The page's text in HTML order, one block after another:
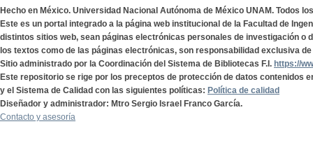
Hecho en México. Universidad Nacional Autónoma de México UNAM. Todos
Este es un portal integrado a la página web institucional de la Facultad de
distintos sitios web, sean páginas electrónicas personales de investigación o
los textos como de las páginas electrónicas, son responsabilidad exclusiva
Sitio administrado por la Coordinación del Sistema de Bibliotecas F.I. https://
Este repositorio se rige por los preceptos de protección de datos contenidos
y el Sistema de Calidad con las siguientes políticas: Política de calidad
Diseñador y administrador: Mtro Sergio Israel Franco García.
Contacto y asesoría